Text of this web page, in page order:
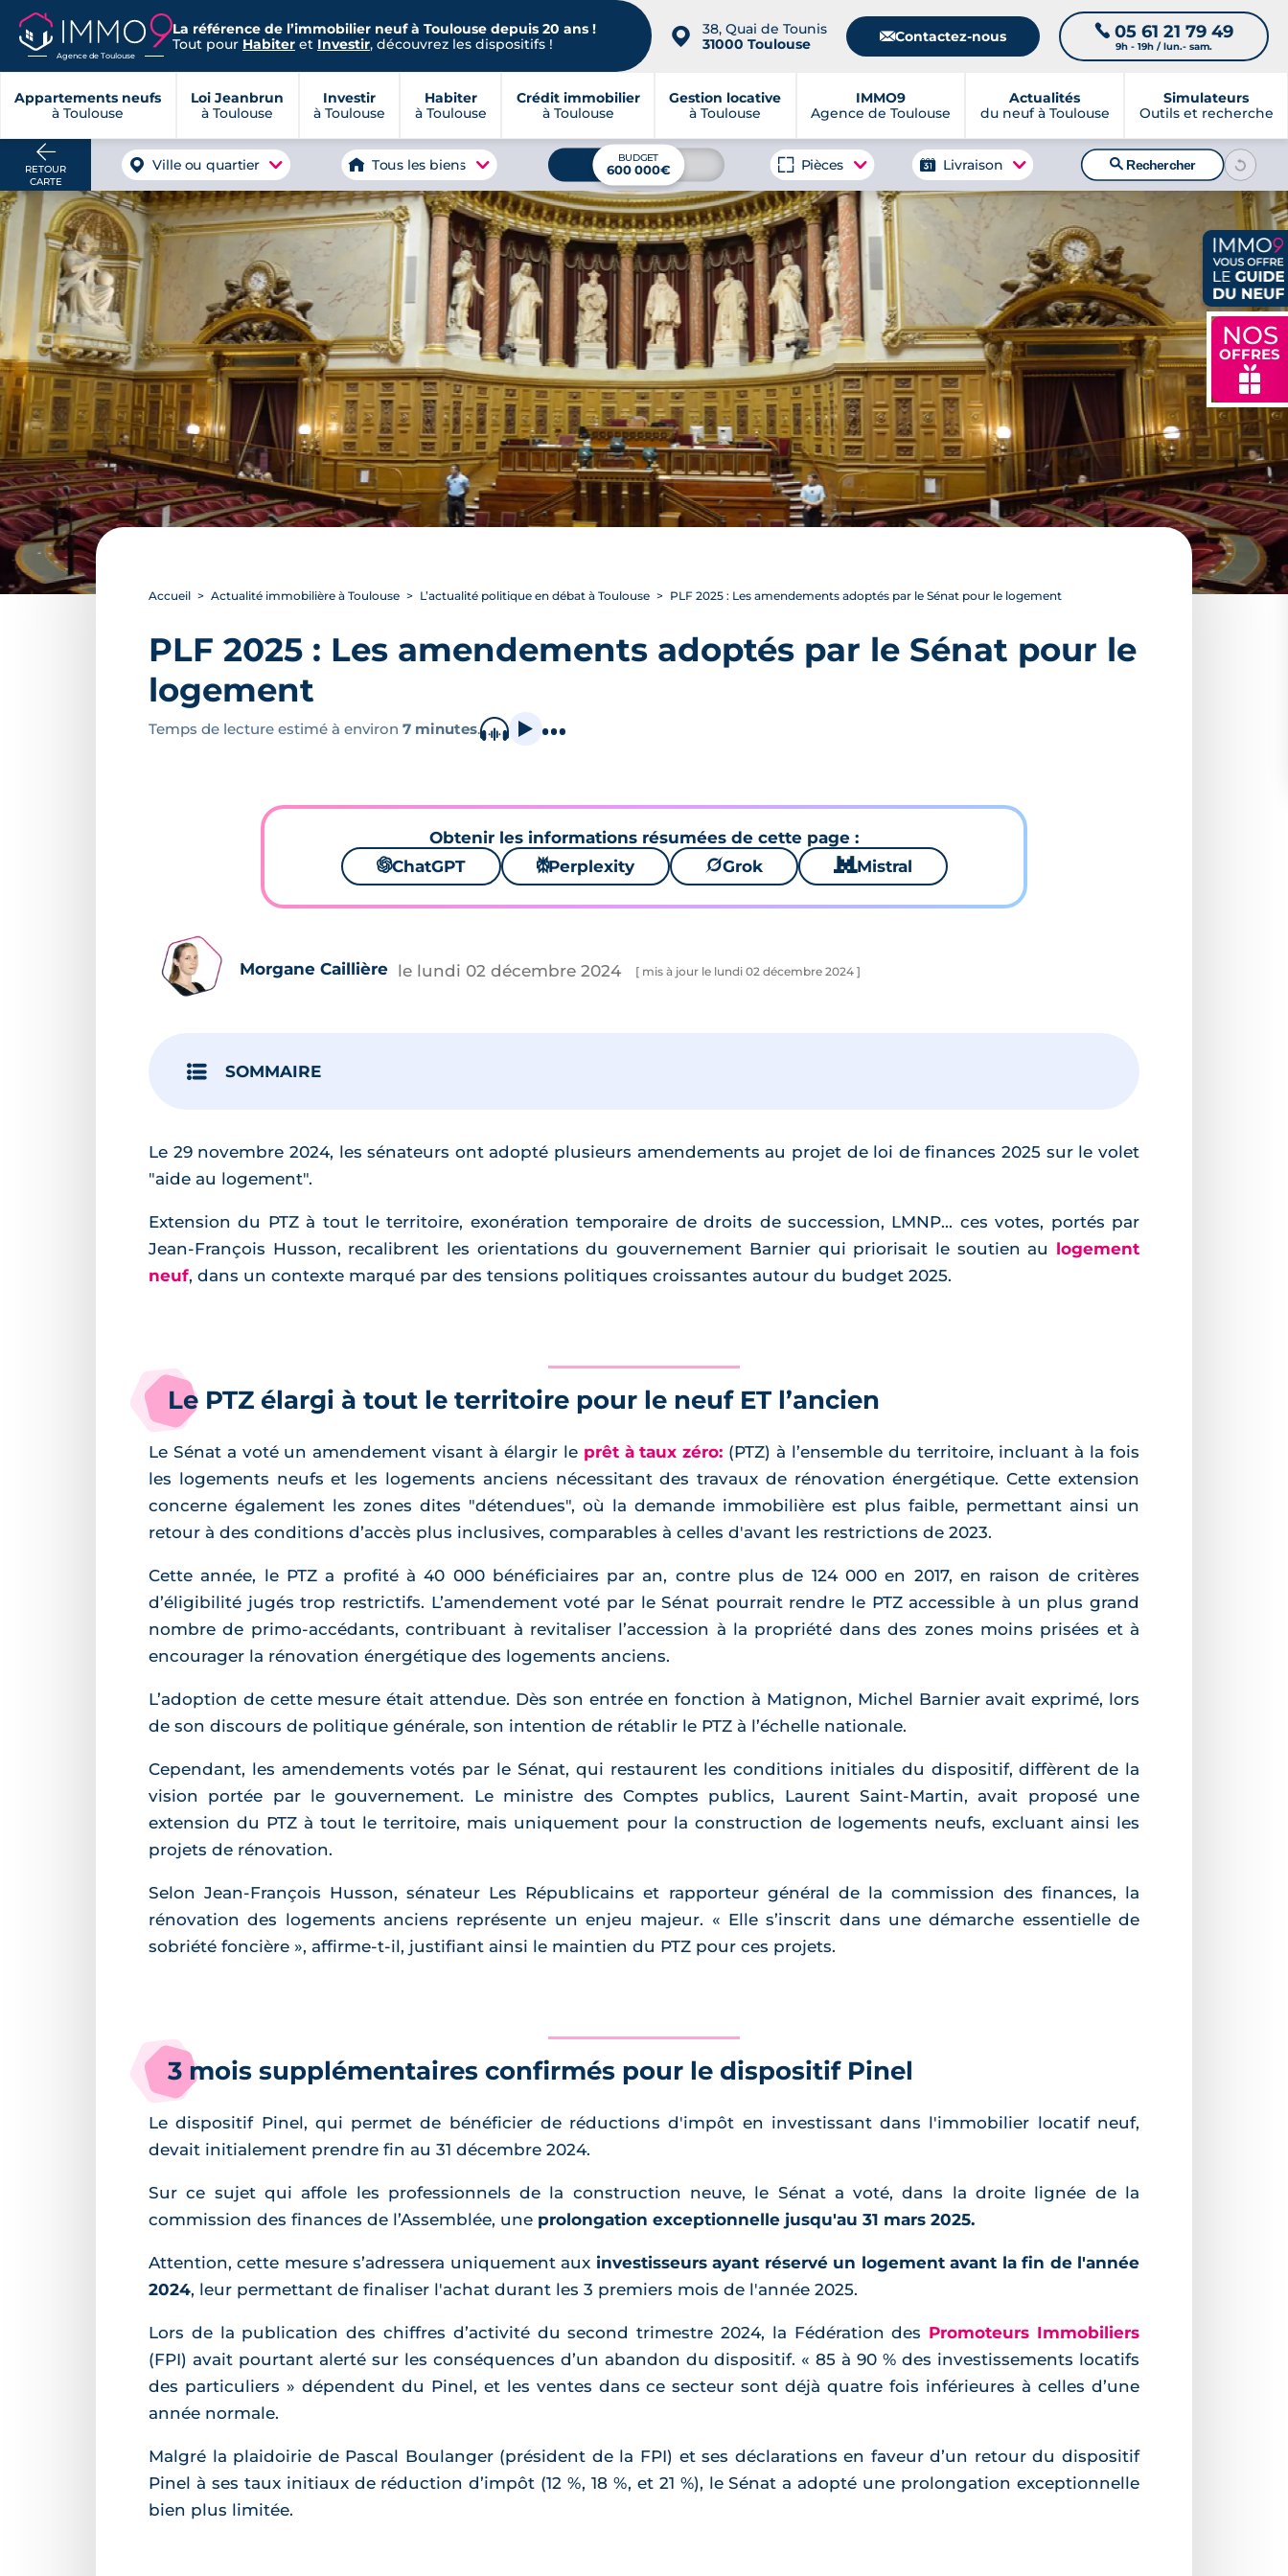
Agence de Toulouse
La référence de l’immobilier neuf à Toulouse depuis 20 ans !
Tout pour Habiter et Investir, découvrez les dispositifs ! 📍
38, Quai de Tounis
31000 Toulouse
📧Contactez-nous 📞 05 61 21 79 49
9h - 19h / lun.- sam.
Appartements neufs
à Toulouse
Loi Jeanbrun
à Toulouse
Investir
à Toulouse
Habiter
à Toulouse
Crédit immobilier
à Toulouse
Gestion locative
à Toulouse
IMMO9
Agence de Toulouse
Actualités
du neuf à Toulouse
Simulateurs
Outils et recherche
NOS
OFFRES
🎁
RETOUR
CARTE
Ville ou quartier Tous les biens BUDGET
600 000€ Pièces Livraison 🔍Rechercher
Accueil Actualité immobilière à Toulouse L’actualité politique en débat à Toulouse PLF 2025 : Les amendements adoptés par le Sénat pour le logement
PLF 2025 : Les amendements adoptés par le Sénat pour le
logement
Temps de lecture estimé à environ 7 minutes.
Obtenir les informations résumées de cette page :
🌌ChatGPT ⚙Perplexity 🪐Grok 🐱 Mistral
Morgane Caillière le lundi 02 décembre 2024 [ mis à jour le lundi 02 décembre 2024 ]
SOMMAIRE
Le 29 novembre 2024, les sénateurs ont adopté plusieurs amendements au projet de loi de finances 2025 sur le volet
"aide au logement".
Extension du PTZ à tout le territoire, exonération temporaire de droits de succession, LMNP... ces votes, portés par
Jean-François Husson, recalibrent les orientations du gouvernement Barnier qui priorisait le soutien au logement
neuf, dans un contexte marqué par des tensions politiques croissantes autour du budget 2025.
Le PTZ élargi à tout le territoire pour le neuf ET l’ancien
Le Sénat a voté un amendement visant à élargir le prêt à taux zéro: (PTZ) à l’ensemble du territoire, incluant à la fois
les logements neufs et les logements anciens nécessitant des travaux de rénovation énergétique. Cette extension
concerne également les zones dites "détendues", où la demande immobilière est plus faible, permettant ainsi un
retour à des conditions d’accès plus inclusives, comparables à celles d'avant les restrictions de 2023.
Cette année, le PTZ a profité à 40 000 bénéficiaires par an, contre plus de 124 000 en 2017, en raison de critères
d’éligibilité jugés trop restrictifs. L’amendement voté par le Sénat pourrait rendre le PTZ accessible à un plus grand
nombre de primo-accédants, contribuant à revitaliser l’accession à la propriété dans des zones moins prisées et à
encourager la rénovation énergétique des logements anciens.
L’adoption de cette mesure était attendue. Dès son entrée en fonction à Matignon, Michel Barnier avait exprimé, lors
de son discours de politique générale, son intention de rétablir le PTZ à l’échelle nationale.
Cependant, les amendements votés par le Sénat, qui restaurent les conditions initiales du dispositif, diffèrent de la
vision portée par le gouvernement. Le ministre des Comptes publics, Laurent Saint-Martin, avait proposé une
extension du PTZ à tout le territoire, mais uniquement pour la construction de logements neufs, excluant ainsi les
projets de rénovation.
Selon Jean-François Husson, sénateur Les Républicains et rapporteur général de la commission des finances, la
rénovation des logements anciens représente un enjeu majeur. « Elle s’inscrit dans une démarche essentielle de
sobriété foncière », affirme-t-il, justifiant ainsi le maintien du PTZ pour ces projets.
3 mois supplémentaires confirmés pour le dispositif Pinel
Le dispositif Pinel, qui permet de bénéficier de réductions d'impôt en investissant dans l'immobilier locatif neuf,
devait initialement prendre fin au 31 décembre 2024.
Sur ce sujet qui affole les professionnels de la construction neuve, le Sénat a voté, dans la droite lignée de la
commission des finances de l’Assemblée, une prolongation exceptionnelle jusqu'au 31 mars 2025.
Attention, cette mesure s’adressera uniquement aux investisseurs ayant réservé un logement avant la fin de l'année
2024, leur permettant de finaliser l'achat durant les 3 premiers mois de l'année 2025.
Lors de la publication des chiffres d’activité du second trimestre 2024, la Fédération des Promoteurs Immobiliers
(FPI) avait pourtant alerté sur les conséquences d’un abandon du dispositif. « 85 à 90 % des investissements locatifs
des particuliers » dépendent du Pinel, et les ventes dans ce secteur sont déjà quatre fois inférieures à celles d’une
année normale.
Malgré la plaidoirie de Pascal Boulanger (président de la FPI) et ses déclarations en faveur d’un retour du dispositif
Pinel à ses taux initiaux de réduction d’impôt (12 %, 18 %, et 21 %), le Sénat a adopté une prolongation exceptionnelle
bien plus limitée.